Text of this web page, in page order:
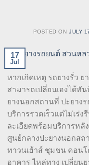
POSTED ON JULY
17
Jul
หากเกิดเหตุ รถยางรั่ว
สามารถเปลี่ยนเองได้ทั
ยางนอกสถานที่ ปะยาง
บริการรวดเร็วแต่ไม่เร่
ละเอียดพร้อมบริการหลั
ศูนย์กลางปะยางนอกส
ทาวนเฮ้าส์ ชุมชน คอน
อาคาร ไหล่ทาง เปลี่ยน